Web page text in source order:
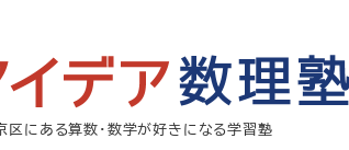
区にある算数・数学が好きになる学習塾